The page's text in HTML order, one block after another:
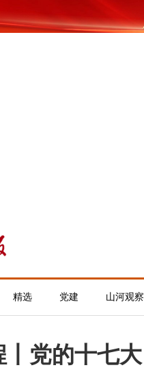
精选 党建 山河观察
丨党的十七